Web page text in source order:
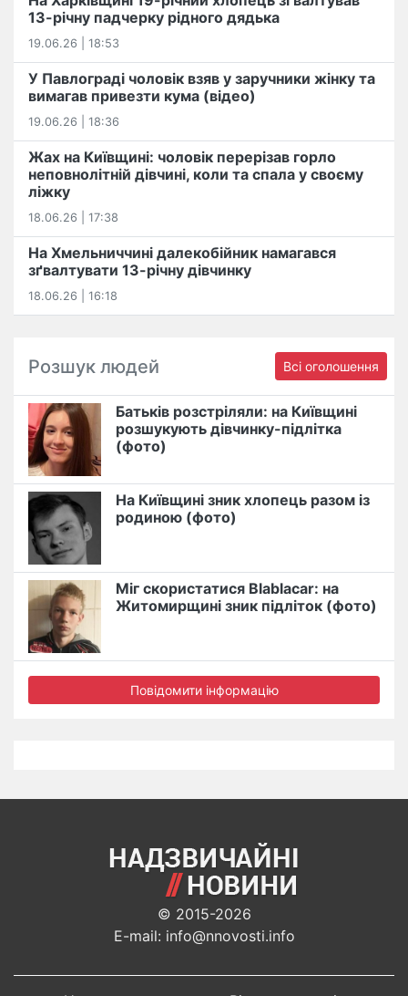
13-річну падчерку рідного дядька
19.06.26 | 18:53
У Павлограді чоловік взяв у заручники жінку та
вимагав привезти кума (відео)
19.06.26 | 18:36
Жах на Київщині: чоловік перерізав горло
неповнолітній дівчині, коли та спала у своєму
ліжку
18.06.26 | 17:38
На Хмельниччині далекобійник намагався
зґвалтувати 13-річну дівчинку
18.06.26 | 16:18
Розшук людей Всі оголошення
Батьків розстріляли: на Київщині
розшукують дівчинку-підлітка
(фото)
На Київщині зник хлопець разом із
родиною (фото)
Міг скористатися Blablacar: на
Житомирщині зник підліток (фото)
Повідомити інформацію
© 2015-2026
E-mail: info@nnovosti.info